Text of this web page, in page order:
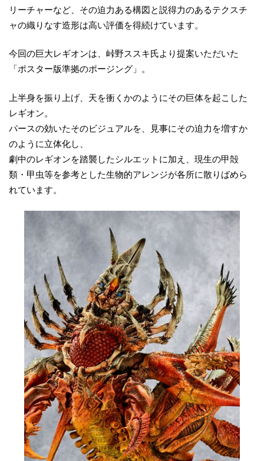
リーチャーなど、その迫力ある構図と説得力のあるテクスチ
ャの織りなす造形は高い評価を得続けています。
今回の巨大レギオンは、峠野ススキ氏より提案いただいた
「ポスター版準拠のポージング」。
上半身を振り上げ、天を衝くかのようにその巨体を起こした
レギオン。
パースの効いたそのビジュアルを、見事にその迫力を増すか
のように立体化し、
劇中のレギオンを踏襲したシルエットに加え、現生の甲殻
類・甲虫等を参考とした生物的アレンジが各所に散りばめら
れています。